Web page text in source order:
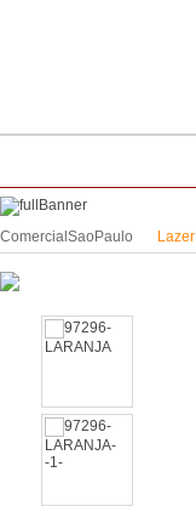
ComercialSaoPaulo Lazer